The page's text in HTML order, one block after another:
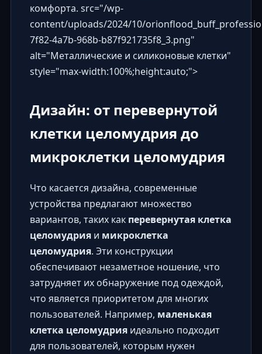
комфорта. src="/wp-
content/uploads/2024/10/
7f82-4a7b-968b-b87f921735f8_3.png"
alt="Металлические и силиконовые клетки"
style="max-width:100%;height:auto;">
Дизайн: от перевернутой
клетки целомудрия до
микроклетки целомудрия
Что касается дизайна, современные
устройства предлагают множество
вариантов, таких как перевернутая клетка
целомудрияи микроклетка
целомудрия. Эти конструкции
обеспечивают незаметное ношение, что
затрудняет их обнаружение под одеждой,
что является приоритетом для многих
пользователей. Например, маленькая
клетка целомудрияидеально подходит
для пользователей, которым нужен